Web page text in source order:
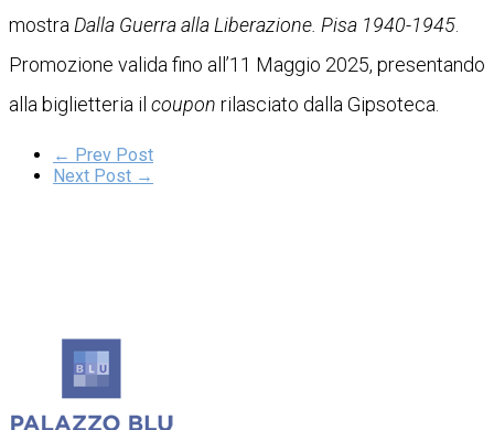
mostra Dalla Guerra alla Liberazione. Pisa 1940-1945
Promozione valida fino all’11 Maggio 2025, presentando
alla biglietteria il coupon rilasciato dalla Gipsoteca.
← Prev Post
Next Post →